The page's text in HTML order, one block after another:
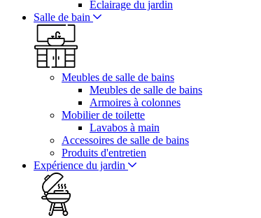
Éclairage du jardin
Salle de bain
Meubles de salle de bains
Meubles de salle de bains
Armoires à colonnes
Mobilier de toilette
Lavabos à main
Accessoires de salle de bains
Produits d'entretien
Expérience du jardin